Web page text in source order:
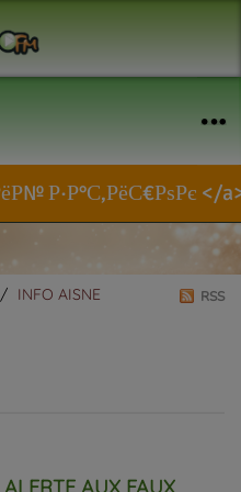
</a>
INFO AISNE RSS